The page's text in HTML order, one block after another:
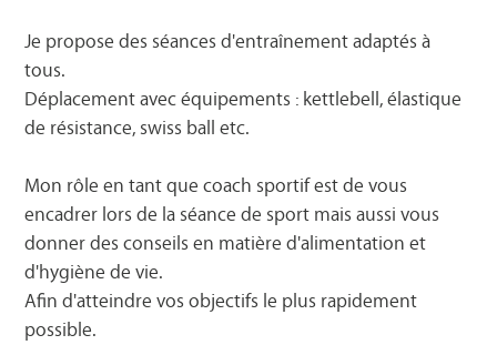
Je propose des séances d'entraînement adaptés à
tous.
Déplacement avec équipements : kettlebell, élastique
de résistance, swiss ball etc.
Mon rôle en tant que coach sportif est de vous
encadrer lors de la séance de sport mais aussi vous
donner des conseils en matière d'alimentation et
d'hygiène de vie.
Afin d'atteindre vos objectifs le plus rapidement
possible.